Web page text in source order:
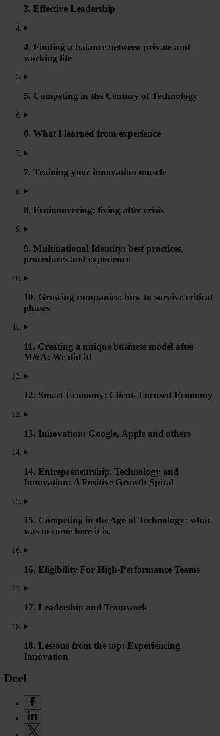
3. Effective Leadership
4. Finding a balance between private and
working life
5. Competing in the Century of Technology
6. What I learned from experience
7. Training your innovation muscle
8. Ecoinnovering: living after crisis
9. Multinational Identity: best practices,
procedures and experience
10. Growing companies: how to survive critical
phases
11. Creating a unique business model after
M&A: We did it!
12. Smart Economy: Client- Focused Economy
13. Innovation: Google, Apple and others
14. Entrepreneurship, Technology and
Innovation: A Positive Growth Spiral
15. Competing in the Age of Technology: what
was to come here it is.
16. Eligibility For High-Performance Teams
17. Leadership and Teamwork
18. Lessons from the top: Experiencing
Innovation
Deel